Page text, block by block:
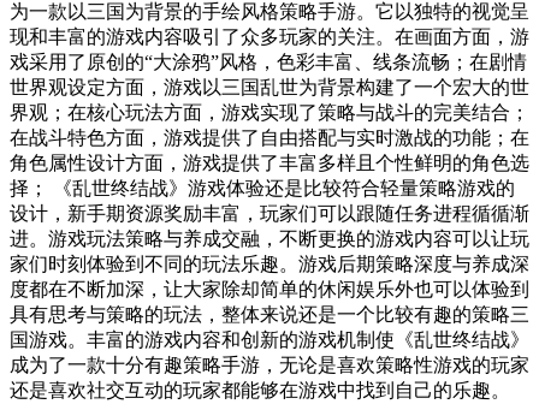
为一款以三国为背景的手绘风格策略手游。它以独特的视觉呈
现和丰富的游戏内容吸引了众多玩家的关注。在画面方面，游
戏采用了原创的“大涂鸦”风格，色彩丰富、线条流畅；在剧情
世界观设定方面，游戏以三国乱世为背景构建了一个宏大的世
界观；在核心玩法方面，游戏实现了策略与战斗的完美结合；
在战斗特色方面，游戏提供了自由搭配与实时激战的功能；在
角色属性设计方面，游戏提供了丰富多样且个性鲜明的角色选
择； 《乱世终结战》游戏体验还是比较符合轻量策略游戏的
设计，新手期资源奖励丰富，玩家们可以跟随任务进程循循渐
进。游戏玩法策略与养成交融，不断更换的游戏内容可以让玩
家们时刻体验到不同的玩法乐趣。游戏后期策略深度与养成深
度都在不断加深，让大家除却简单的休闲娱乐外也可以体验到
具有思考与策略的玩法，整体来说还是一个比较有趣的策略三
国游戏。丰富的游戏内容和创新的游戏机制使《乱世终结战》
成为了一款十分有趣策略手游，无论是喜欢策略性游戏的玩家
还是喜欢社交互动的玩家都能够在游戏中找到自己的乐趣。